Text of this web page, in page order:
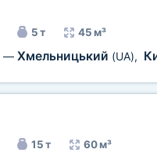
5 т 45 м³
— Хмельницький (UA),
15 т 60 м³